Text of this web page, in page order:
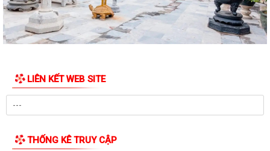
LIÊN KẾT WEB SITE
THỐNG KÊ TRUY CẬP